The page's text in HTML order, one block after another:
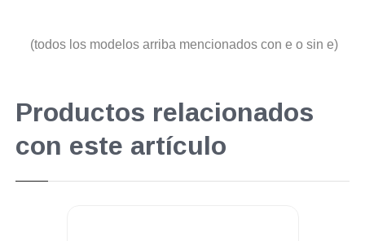
(todos los modelos arriba mencionados con e o sin e)
Productos relacionados
con este artículo